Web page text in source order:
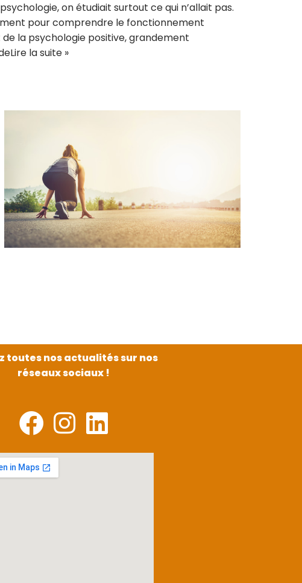
on étudiait surtout ce qui n’allait pas.
pour comprendre le fonctionnement
de la psychologie positive, grandement
Lire la suite »
toutes nos actualités sur nos
réseaux sociaux !